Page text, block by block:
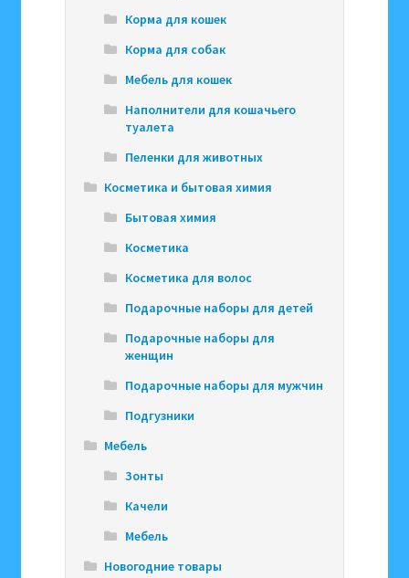
Корма для кошек
Корма для собак
Мебель для кошек
Наполнители для кошачьего
туалета
Пеленки для животных
Косметика и бытовая химия
Бытовая химия
Косметика
Косметика для волос
Подарочные наборы для детей
Подарочные наборы для
женщин
Подарочные наборы для мужчин
Подгузники
Мебель
Зонты
Качели
Мебель
Новогодние товары